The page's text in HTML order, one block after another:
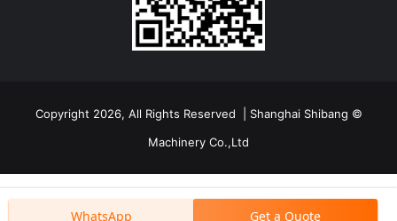
© Copyright 2026, All Rights Reserved | Shanghai Shibang
Machinery Co.,Ltd
Get a Quote
WhatsApp